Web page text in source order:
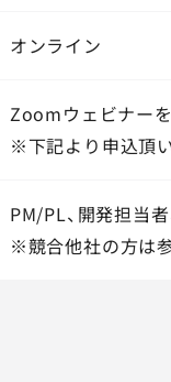
オンライン
Zoomウェビナーを
※下記より申込頂
PM/PL、開発担当
※競合他社の方は